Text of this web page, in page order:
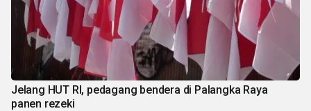
Jelang HUT RI, pedagang bendera di Palangka Raya
panen rezeki